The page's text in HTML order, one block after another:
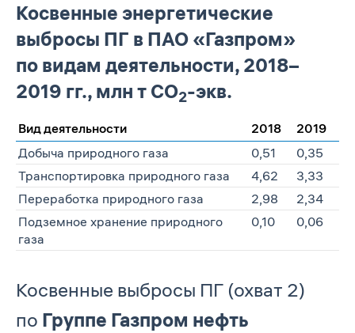
Косвенные энергетические
выбросы ПГ в ПАО «Газпром»
по видам деятельности, 2018–
2019 гг., млн т СО2-экв.
Вид деятельности 2018
2019
Добыча природного газа
0,51
0,35
Транспортировка природного газа
4,62
3,33
Переработка природного газа
2,98
2,34
Подземное хранение природного
газа
0,10 0,06
Косвенные выбросы ПГ (охват 2)
по Группе Газпром нефть